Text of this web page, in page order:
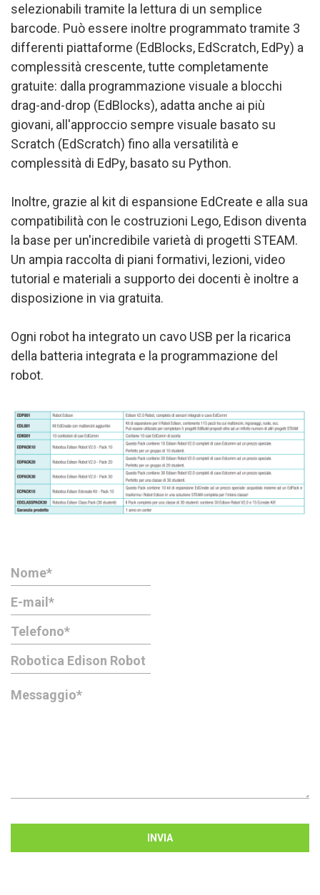
selezionabili tramite la lettura di un semplice
barcode. Può essere inoltre programmato tramite 3
differenti piattaforme (EdBlocks, EdScratch, EdPy) a
complessità crescente, tutte completamente
gratuite: dalla programmazione visuale a blocchi
drag-and-drop (EdBlocks), adatta anche ai più
giovani, all'approccio sempre visuale basato su
Scratch (EdScratch) fino alla versatilità e
complessità di EdPy, basato su Python.
Inoltre, grazie al kit di espansione EdCreate e alla sua
compatibilità con le costruzioni Lego, Edison diventa
la base per un'incredibile varietà di progetti STEAM.
Un ampia raccolta di piani formativi, lezioni, video
tutorial e materiali a supporto dei docenti è inoltre a
disposizione in via gratuita.
Ogni robot ha integrato un cavo USB per la ricarica
della batteria integrata e la programmazione del
robot.
INVIA